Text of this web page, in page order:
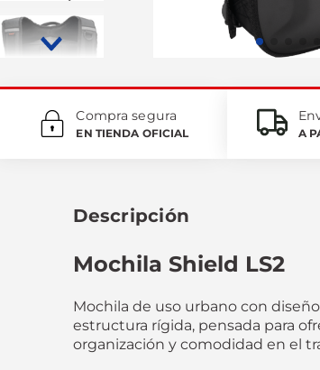
Compra segura
EN TIENDA OFICIAL A
Descripción
Mochila Shield LS2
Mochila de uso urbano con
estructura rígida, pensada para
organización y comodidad en el